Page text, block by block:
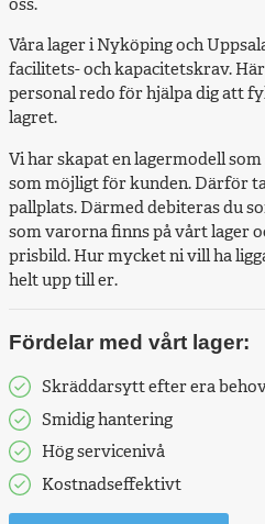
oss.
Våra lager i Nyköping och
facilitets- och kapacitetskrav.
personal redo för hjälpa dig att
lagret.
Vi har skapat en lagermodell
som möjligt för kunden. Därför
pallplats. Därmed debiteras du
som varorna finns på vårt lager
prisbild. Hur mycket ni vill ha
helt upp till er.
Fördelar med vårt lager:
Skräddarsytt efter era
Smidig hantering
Hög servicenivå
Kostnadseffektivt